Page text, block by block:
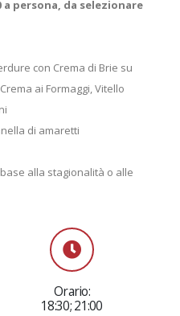
a persona, da selezionare
con Crema di Brie su
ai Formaggi, Vitello
di amaretti
alla stagionalità o alle
Orario:
18:30; 21:00